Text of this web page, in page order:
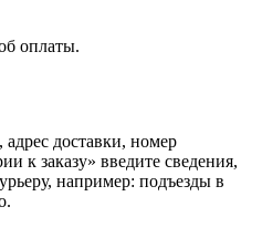
оплаты.
доставки, номер
к заказу» введите сведения,
например: подъезды в